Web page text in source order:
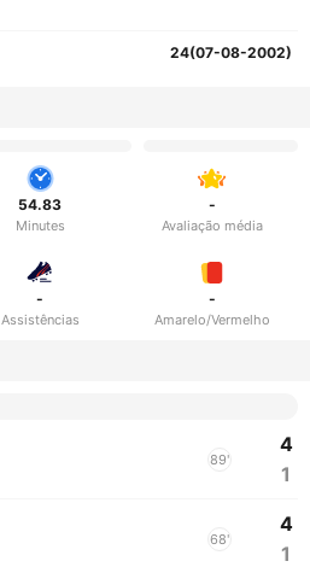
24(07-08-2002)
54.83
Minutes
-
Avaliação média
-
Assistências
-
Amarelo/Vermelho
89'
4
1
68'
4
1